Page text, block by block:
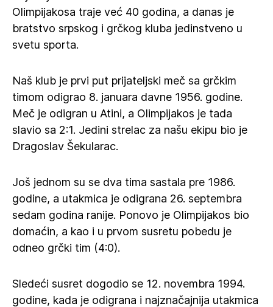
Olimpijakosa traje već 40 godina, a danas je
bratstvo srpskog i grčkog kluba jedinstveno u
svetu sporta.
Naš klub je prvi put prijateljski meč sa grčkim
timom odigrao 8. januara davne 1956. godine.
Meč je odigran u Atini, a Olimpijakos je tada
slavio sa 2:1. Jedini strelac za našu ekipu bio je
Dragoslav Šekularac.
Još jednom su se dva tima sastala pre 1986.
godine, a utakmica je odigrana 26. septembra
sedam godina ranije. Ponovo je Olimpijakos bio
domaćin, a kao i u prvom susretu pobedu je
odneo grčki tim (4:0).
Sledeći susret dogodio se 12. novembra 1994.
godine, kada je odigrana i najznačajnija utakmica